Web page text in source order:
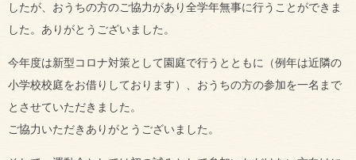
したが、おうちの方のご協力があり全学年無事に行うことができま
した。ありがとうございました。
今年度は新型コロナ対策として園庭で行うとともに（例年は近隣の
小学校校庭をお借りしております）、おうちの方の参加を一名まで
とさせていただきました。
ご協力いただきありがとうございました。